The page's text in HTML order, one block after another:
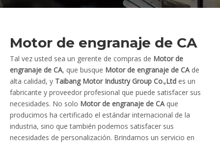
Motor de engranaje de CA
Tal vez usted sea un gerente de compras de Motor de
engranaje de CA, que busque Motor de engranaje de CAde
alta calidad, y Taibang Motor Industry Group Co.,Ltd es un
fabricante y proveedor profesional que puede satisfacer sus
necesidades. No solo Motor de engranaje de CAque
producimos ha certificado el estándar internacional de la
industria, sino que también podemos satisfacer sus
necesidades de personalización. Brindamos un servicio en